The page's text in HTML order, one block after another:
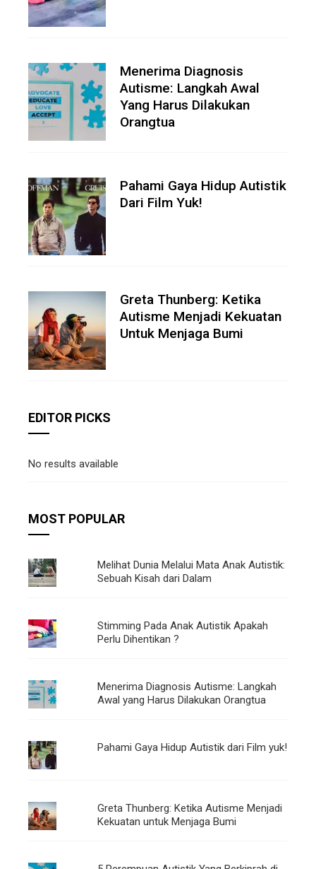
Menerima Diagnosis
Autisme: Langkah Awal
Yang Harus Dilakukan
Orangtua
Pahami Gaya Hidup Autistik
Dari Film Yuk!
Greta Thunberg: Ketika
Autisme Menjadi Kekuatan
Untuk Menjaga Bumi
EDITOR PICKS
No results available
MOST POPULAR
Melihat Dunia Melalui Mata Anak Autistik:
Sebuah Kisah dari Dalam
Stimming Pada Anak Autistik Apakah
Perlu Dihentikan ?
Menerima Diagnosis Autisme: Langkah
Awal yang Harus Dilakukan Orangtua
Pahami Gaya Hidup Autistik dari Film yuk!
Greta Thunberg: Ketika Autisme Menjadi
Kekuatan untuk Menjaga Bumi